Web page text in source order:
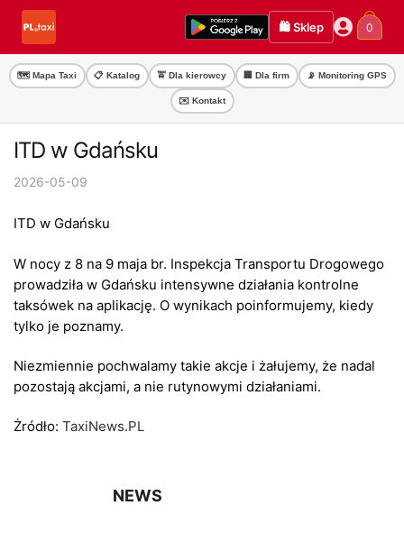
Przejdź
nawigacji
Przejdź
treści
🛍️ Sklep 0
🗺️ Mapa Taxi 📋 Katalog 🚖 Dla kierowcy 🏢 Dla firm 📡 Monitoring GPS
✉️ Kontakt
ITD w Gdańsku
2026-05-09
ITD w Gdańsku
W nocy z 8 na 9 maja br. Inspekcja Transportu Drogowego
prowadziła w Gdańsku intensywne działania kontrolne
taksówek na aplikację. O wynikach poinformujemy, kiedy
tylko je poznamy.
Niezmiennie pochwalamy takie akcje i żałujemy, że nadal
pozostają akcjami, a nie rutynowymi działaniami.
Żródło: TaxiNews.PL
NEWS